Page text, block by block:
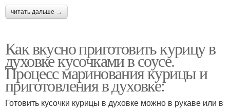
читать дальше →
Как вкусно приготовить курицу в
духовке кусочками в соусе.
Процесс маринования курицы и
приготовления в духовке:
Готовить кусочки курицы в духовке можно в рукаве или в